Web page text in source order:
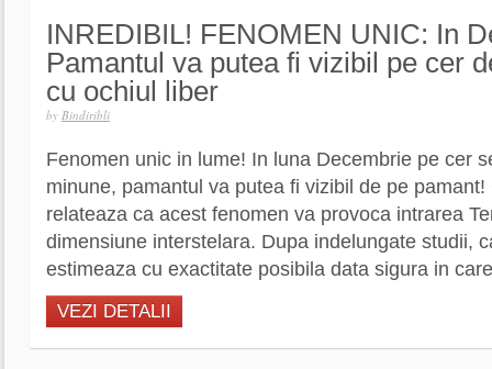
INREDIBIL! FENOMEN UNIC: In
Pamantul va putea fi vizibil pe cer
cu ochiul liber
by Bindiribli
Fenomen unic in lume! In luna Decembrie pe cer
minune, pamantul va putea fi vizibil de pe
relateaza ca acest fenomen va provoca intrarea
dimensiune interstelara. Dupa indelungate studii,
estimeaza cu exactitate posibila data sigura in
VEZI DETALII